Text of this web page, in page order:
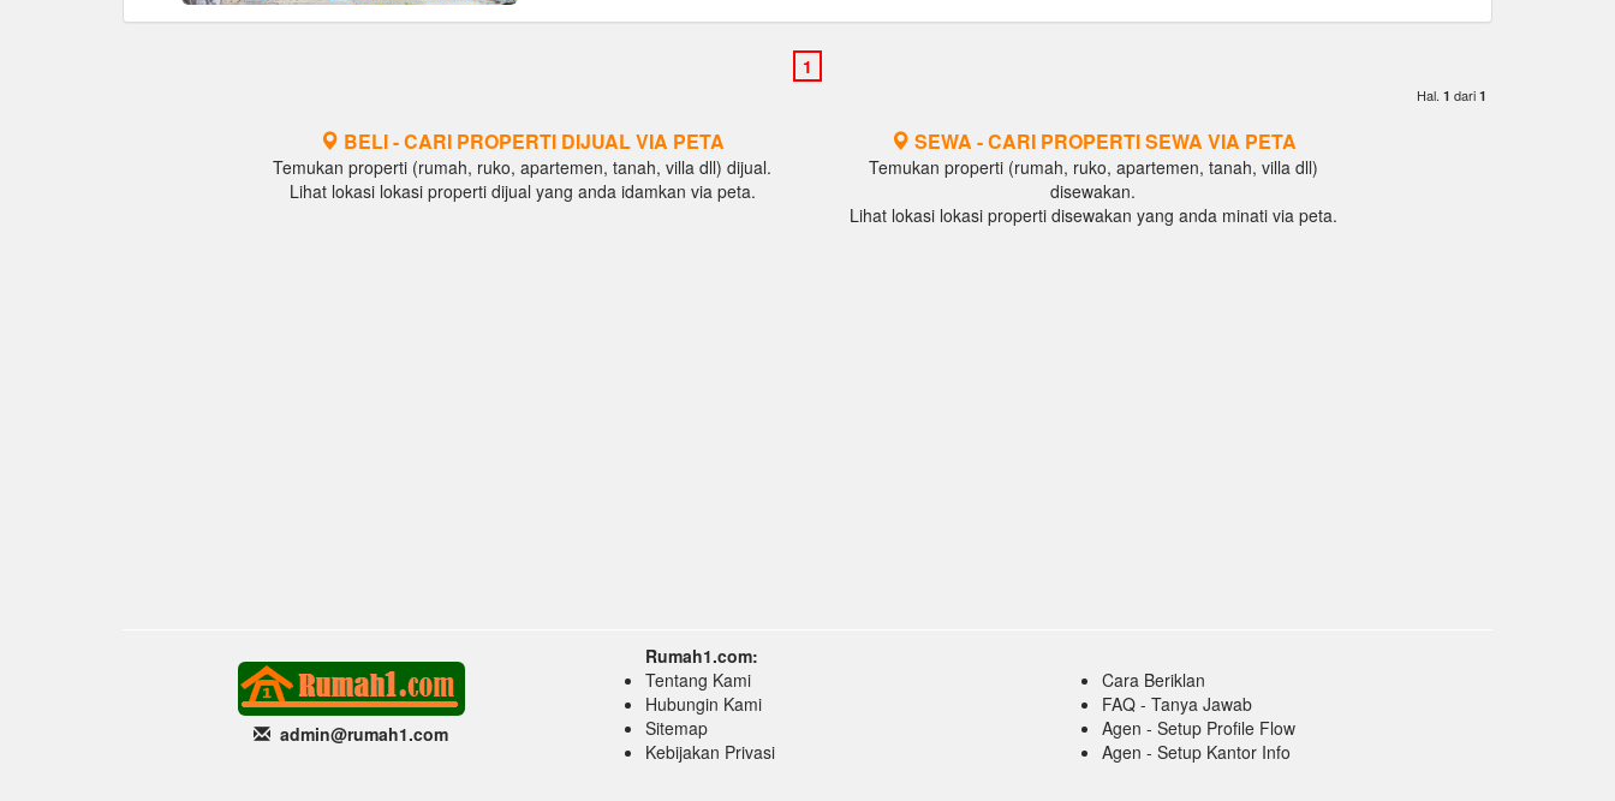
Hal. 1 dari 1
BELI - CARI PROPERTI DIJUAL VIA PETA
Temukan properti (rumah, ruko, apartemen, tanah, villa dll) dijual.
Lihat lokasi lokasi properti dijual yang anda idamkan via peta.
SEWA - CARI PROPERTI SEWA VIA PETA
Temukan properti (rumah, ruko, apartemen, tanah, villa dll)
disewakan.
Lihat lokasi lokasi properti disewakan yang anda minati via peta.
admin@rumah1.com
Rumah1.com:
Tentang Kami
Hubungin Kami
Sitemap
Kebijakan Privasi
Cara Beriklan
FAQ - Tanya Jawab
Agen - Setup Profile Flow
Agen - Setup Kantor Info